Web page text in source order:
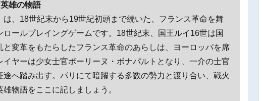
雄の物語
は、18世紀末から19世紀初頭まで続いた、フランス革命を舞
ールプレイングゲームです。18世紀末、国王ルイ16世は国
変革をもたらしたフランス革命のあらしは、ヨーロッパを席
ヤーは少女士官ポーリーヌ・ボナパルトとなり、一介の士官
へ踏み出す。パリにて暗躍する多数の勢力と渡り合い、戦火
物語をここに記しましょう。